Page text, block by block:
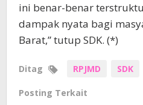
ini benar-benar
dampak nyata bagi
Barat,” tutup SDK. (*)
Ditag RPJMD SDK
Posting Terkait